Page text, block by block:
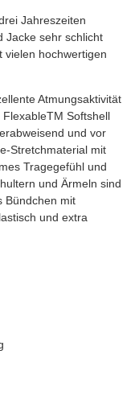
Jahreszeiten
Jacke sehr schlicht
vielen hochwertigen
Atmungsaktivität
Softshell
und vor
Stretchmaterial mit
Tragegefühl und
und Ärmeln sind
Bündchen mit
und extra